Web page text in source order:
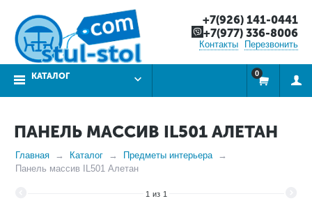
+7(926) 141-0441
+7(977) 336-8006
Контакты Перезвонить
КАТАЛОГ 0
ПАНЕЛЬ МАССИВ IL501 АЛЕТАН
Главная Каталог
Предметы интерьера
Панель массив IL501 Алетан
1 из 1